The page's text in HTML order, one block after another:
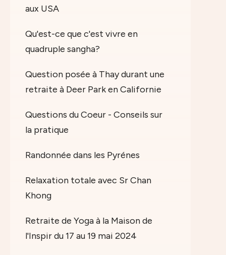
aux USA
Qu'est-ce que c'est vivre en
quadruple sangha?
Question posée à Thay durant une
retraite à Deer Park en Californie
Questions du Coeur - Conseils sur
la pratique
Randonnée dans les Pyrénes
Relaxation totale avec Sr Chan
Khong
Retraite de Yoga à la Maison de
l'Inspir du 17 au 19 mai 2024